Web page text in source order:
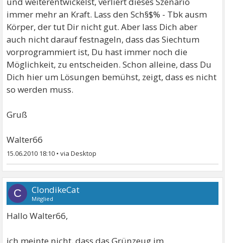
immer mehr an Kraft. Lass den Sch§$% - Tbk ausm
Körper, der tut Dir nicht gut. Aber lass Dich aber
auch nicht darauf festnageln, dass das Siechtum
vorprogrammiert ist, Du hast immer noch die
Möglichkeit, zu entscheiden. Schon alleine, dass Du
Dich hier um Lösungen bemühst, zeigt, dass es nicht
so werden muss.
Gruß
Walter66
15.06.2010 18:10 •
C ClondikeCat
Mitglied
Hallo Walter66,
ich meinte nicht, dass das Grünzeug im